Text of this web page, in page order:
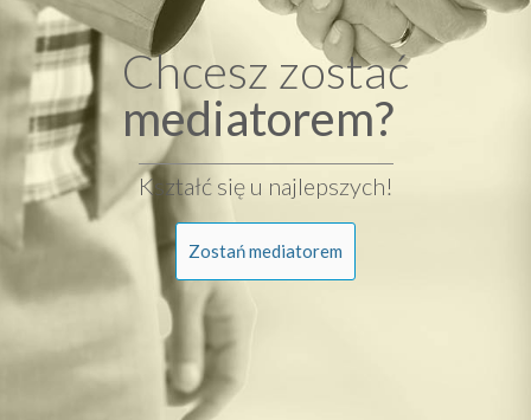
Chcesz zostać
mediatorem?
Kształć się u najlepszych!
Zostań mediatorem